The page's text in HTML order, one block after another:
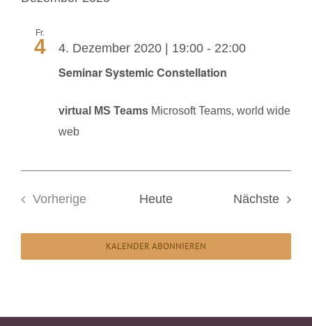
Fr.
4
Seminar Systemic Constellation
4. Dezember 2020 | 19:00 - 22:00
virtual MS Teams Microsoft Teams, world wide
web
Vorherige
Heute Nächste
KALENDER ABONNIEREN